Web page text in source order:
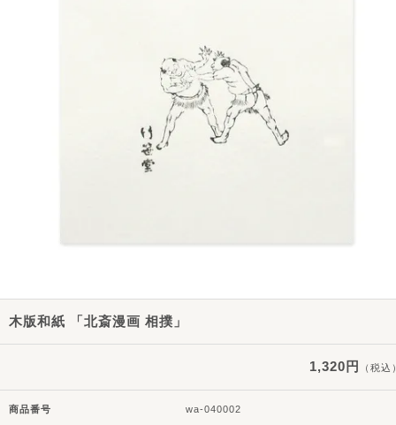
木版和紙 「北斎漫画 相撲」
1,320円 （税込
商品番号 wa-040002